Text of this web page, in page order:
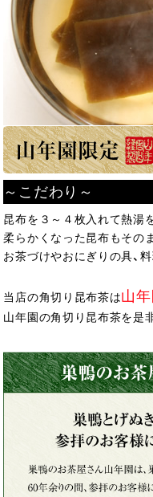
～こだわり～
昆布を３～４枚入れて熱湯
柔らかくなった昆布もその
お茶づけやおにぎりの具、
当店の角切り昆布茶は山
山年園の角切り昆布茶を是